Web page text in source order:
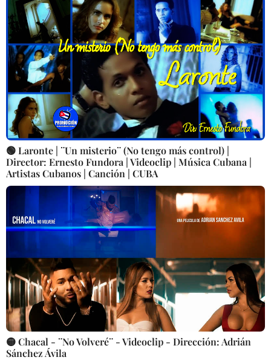
🟢 Laronte | ¨Un misterio¨ (No tengo más control) |
Director: Ernesto Fundora | Videoclip | Música Cubana |
Artistas Cubanos | Canción | CUBA
🟡 Chacal - ¨No Volveré¨ - Videoclip - Dirección: Adrián
Sánchez Ávila